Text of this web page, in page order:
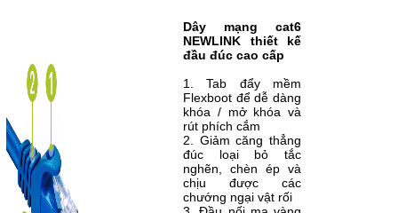
Dây mạng cat6
NEWLINK thiết kế
đầu đúc cao cấp
1. Tab đẩy mềm
Flexboot để dễ dàng
khóa / mở khóa và
rút phích cắm
2. Giảm căng thẳng
đúc loại bỏ tắc
nghẽn, chèn ép và
chịu được các
chướng ngại vật rối